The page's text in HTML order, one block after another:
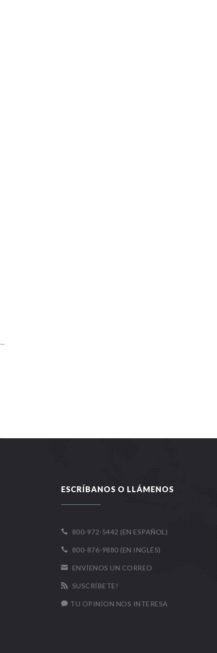
ESCRÍBANOS O LLÁMENOS
 800-972-5442 (EN ESPAÑOL)
 800-876-9880 (EN INGLÉS)
 ENVÍENOS UN CORREO
 SUSCRÍBETE!
 TU OPINÍON NOS INTERESA